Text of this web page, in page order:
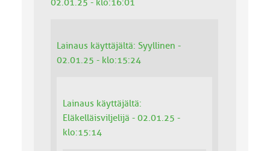
02.01.25 - klo:16:01
Lainaus käyttäjältä: Syyllinen -
02.01.25 - klo:15:24
Lainaus käyttäjältä:
Eläkelläisviljelijä - 02.01.25 -
klo:15:14